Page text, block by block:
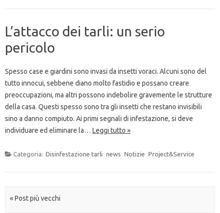
L’attacco dei tarli: un serio
pericolo
Spesso case e giardini sono invasi da insetti voraci. Alcuni sono del
tutto innocui, sebbene diano molto fastidio e possano creare
preoccupazioni, ma altri possono indebolire gravemente le strutture
della casa. Questi spesso sono tra gli insetti che restano invisibili
sino a danno compiuto. Ai primi segnali di infestazione, si deve
individuare ed eliminare la… Leggi tutto »
Categoria: Disinfestazione tarli news Notizie Project&Service
Navigazione post
« Post più vecchi